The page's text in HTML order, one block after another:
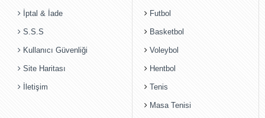
İptal & İade
S.S.S
Kullanıcı Güvenliği
Site Haritası
İletişim
Futbol
Basketbol
Voleybol
Hentbol
Tenis
Masa Tenisi